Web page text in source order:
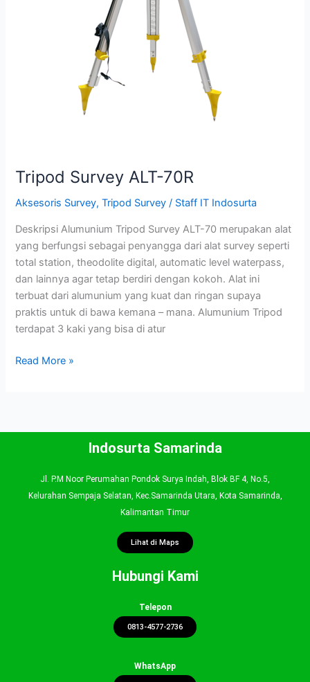
Tripod Survey ALT-70R
Aksesoris Survey,Tripod Survey / Staff IT Indosurta
Deskripsi Alumunium Tripod Survey ALT-70 merupakan alat
yang berfungsi sebagai penyangga dari alat survey seperti
total station, theodolite digital, automatic level waterpass,
dan lainnya agar tetap berdiri dengan kokoh. Alat ini
terbuat dari alumunium yang kuat dan ringan supaya
praktis untuk di bawa kemana – mana. Alumunium Tripod
terdapat 3 kaki yang bisa di atur
Read More »
Indosurta Samarinda
Jl. P.M Noor Perumahan Pondok Surya Indah, Blok BF 4, No.5,
Kelurahan Sempaja Selatan, Kec.Samarinda Utara, Kota Samarinda,
Kalimantan Timur
Lihat di Maps
Hubungi Kami
Telepon
0813-4577-2736
WhatsApp